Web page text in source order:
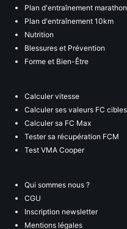
Plan d'entraînement marathon
Plan d'entraînement 10km
Nutrition
Blessures et Prévention
Forme et Bien-Être
Calculer vitesse
Calculer ses valeurs FC cibles
Calculer sa FC Max
Tester sa récupération FCM
Test VMA Cooper
Qui sommes nous ?
CGU
Inscription newsletter
Mentions légales